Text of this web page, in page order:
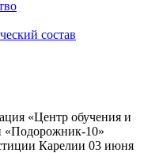
состав
«Центр обучения и
«Подорожник-10»
Карелии 03 июня